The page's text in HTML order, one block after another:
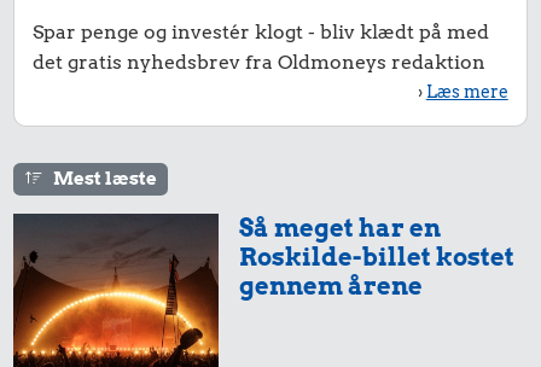
3,00 kr.
Bakke jordbær
2,63 kr.
Spar penge og investér klogt - bliv klædt på med
det gratis nyhedsbrev fra Oldmoneys redaktion
› Læs mere
Mest læste
Så meget har en
Roskilde-billet kostet
gennem årene